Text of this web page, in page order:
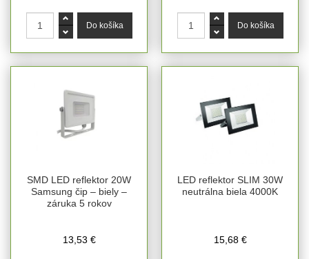
SMD LED reflektor 20W
Samsung čip – biely –
záruka 5 rokov
13,53 €
LED reflektor SLIM 30W
neutrálna biela 4000K
15,68 €